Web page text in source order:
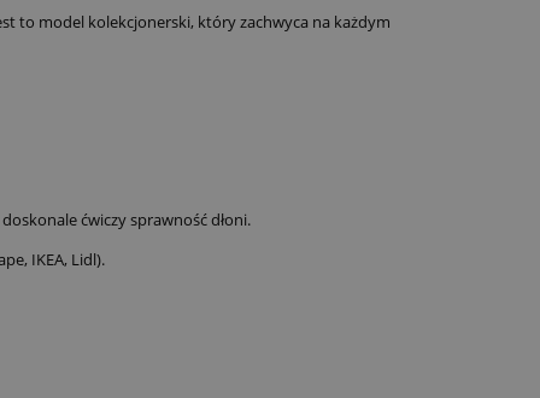
to model kolekcjonerski, który zachwyca na każdym
ćwiczy sprawność dłoni.
IKEA, Lidl).